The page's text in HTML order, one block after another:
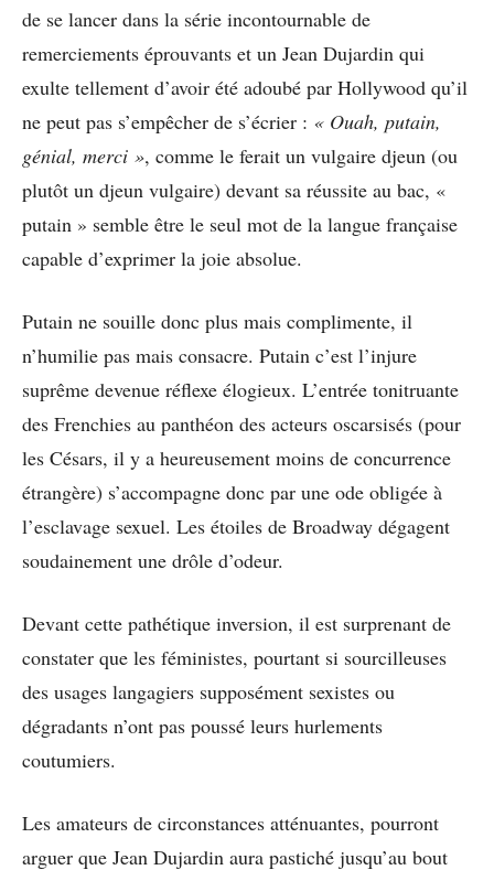
de se lancer dans la série incontournable de
remerciements éprouvants et un Jean Dujardin qui
exulte tellement d’avoir été adoubé par Hollywood qu’il
ne peut pas s’empêcher de s’écrier : « Ouah, putain,
génial, merci », comme le ferait un vulgaire djeun (ou
plutôt un djeun vulgaire) devant sa réussite au bac, «
putain » semble être le seul mot de la langue française
capable d’exprimer la joie absolue.
Putain ne souille donc plus mais complimente, il
n’humilie pas mais consacre. Putain c’est l’injure
suprême devenue réflexe élogieux. L’entrée tonitruante
des Frenchies au panthéon des acteurs oscarsisés (pour
les Césars, il y a heureusement moins de concurrence
étrangère) s’accompagne donc par une ode obligée à
l’esclavage sexuel. Les étoiles de Broadway dégagent
soudainement une drôle d’odeur.
Devant cette pathétique inversion, il est surprenant de
constater que les féministes, pourtant si sourcilleuses
des usages langagiers supposément sexistes ou
dégradants n’ont pas poussé leurs hurlements
coutumiers.
Les amateurs de circonstances atténuantes, pourront
arguer que Jean Dujardin aura pastiché jusqu’au bout